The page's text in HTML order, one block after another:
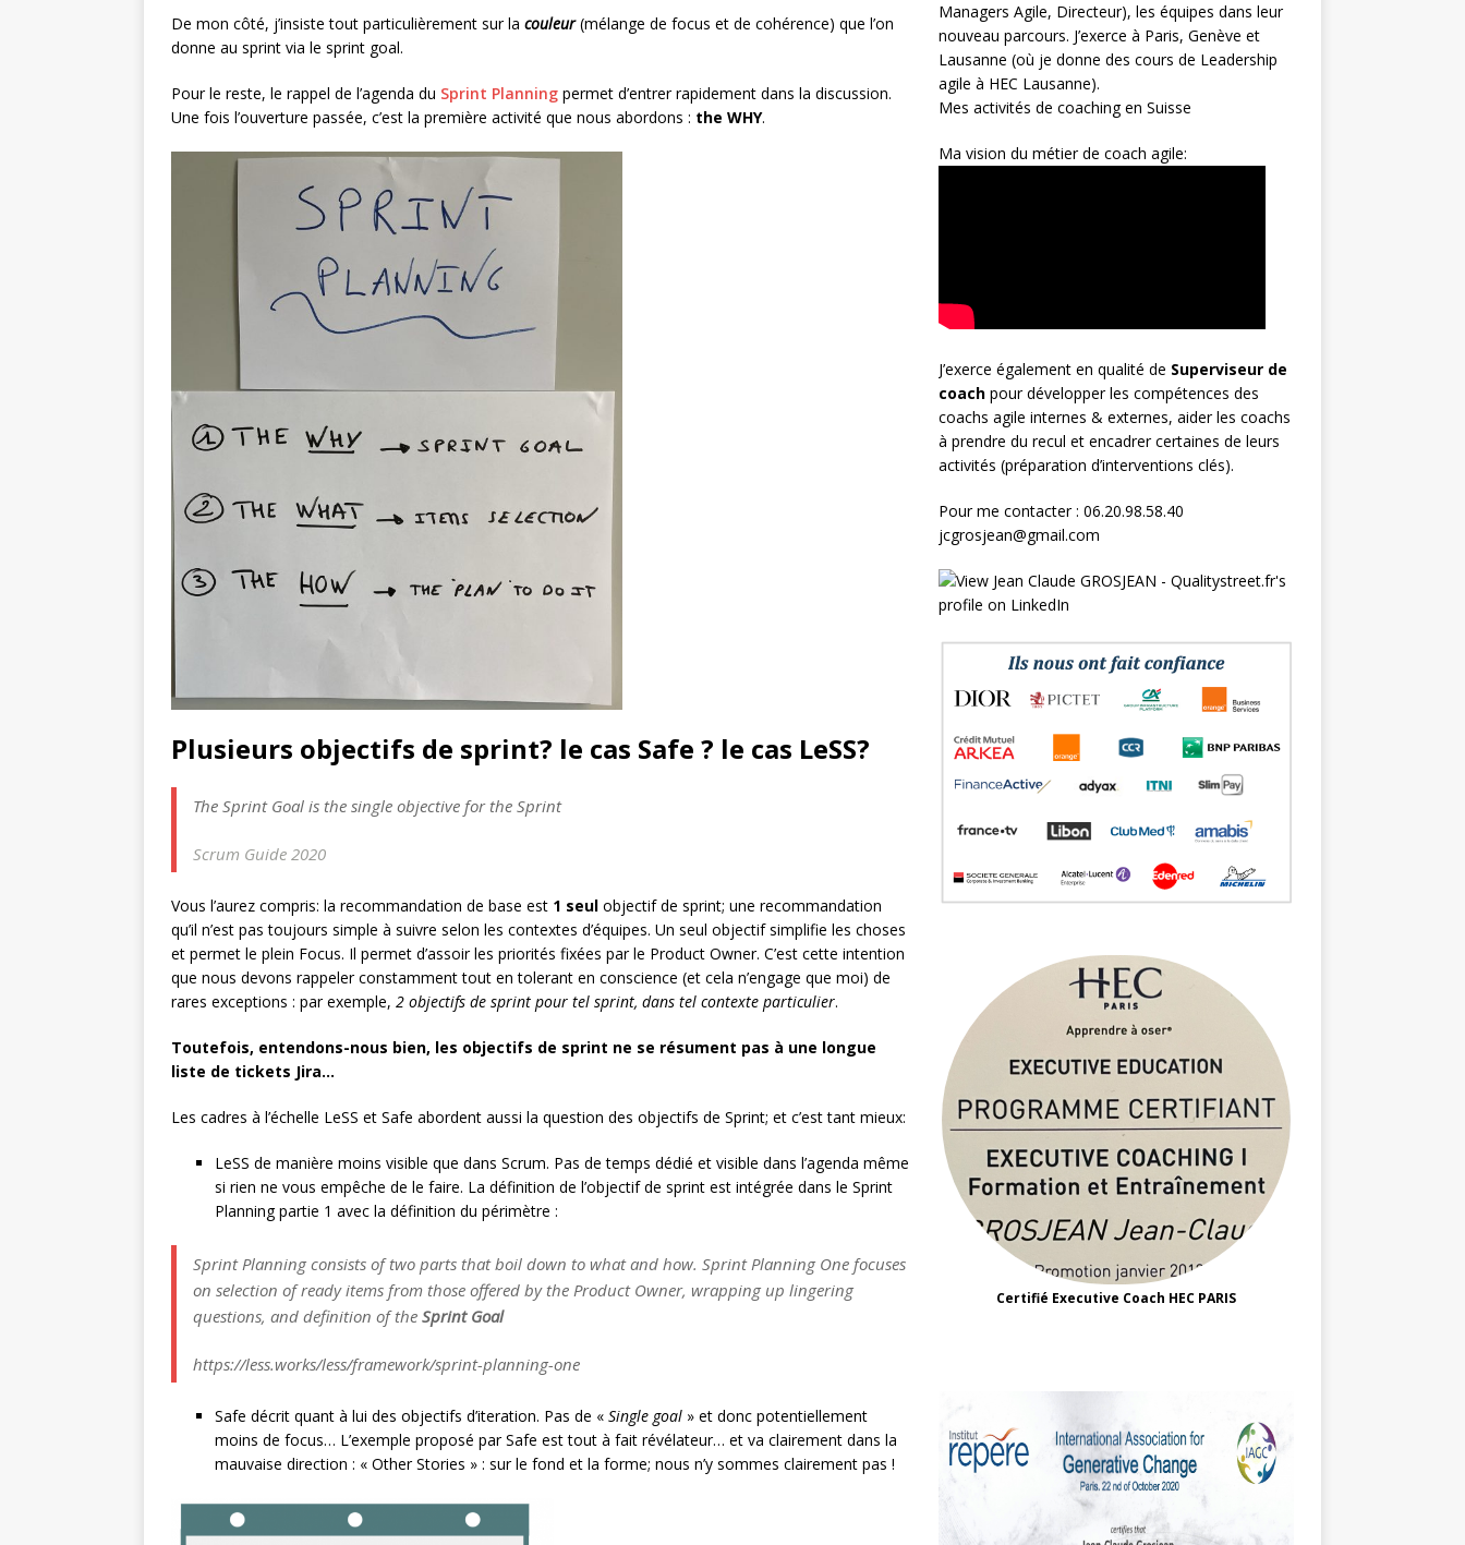
De mon côté, j’insiste tout particulièrement sur la couleur(mélange de focus et de cohérence) que l’on
donne au sprint via le sprint goal.
Pour le reste, le rappel de l’agenda du Sprint Planning permet d’entrer rapidement dans la discussion.
Une fois l’ouverture passée, c’est la première activité que nous abordons : the WHY.
Plusieurs objectifs de sprint? le cas Safe ? le cas LeSS?
The Sprint Goal is the single objective for the Sprint
Scrum Guide 2020
Vous l’aurez compris: la recommandation de base est 1 seul objectif de sprint; une recommandation
qu’il n’est pas toujours simple à suivre selon les contextes d’équipes. Un seul objectif simplifie les choses
et permet le plein Focus. Il permet d’assoir les priorités fixées par le Product Owner. C’est cette intention
que nous devons rappeler constamment tout en tolerant en conscience (et cela n’engage que moi) de
rares exceptions : par exemple, 2 objectifs de sprint pour tel sprint, dans tel contexte particulier.
Toutefois, entendons-nous bien, les objectifs de sprint ne se résument pas à une longue
liste de tickets Jira…
Les cadres à l’échelle LeSS et Safe abordent aussi la question des objectifs de Sprint; et c’est tant mieux:
LeSS de manière moins visible que dans Scrum. Pas de temps dédié et visible dans l’agenda même
si rien ne vous empêche de le faire. La définition de l’objectif de sprint est intégrée dans le Sprint
Planning partie 1 avec la définition du périmètre :
Sprint Planning consists of two parts that boil down to what and how. Sprint Planning One focuses
on selection of ready items from those offered by the Product Owner, wrapping up lingering
questions, and definition of the Sprint Goal
https://less.works/less/framework/sprint-planning-one
Safe décrit quant à lui des objectifs d’iteration. Pas de « Single goal » et donc potentiellement
moins de focus… L’exemple proposé par Safe est tout à fait révélateur… et va clairement dans la
mauvaise direction : « Other Stories » : sur le fond et la forme; nous n’y sommes clairement pas !
Managers Agile, Directeur), les équipes dans leur
nouveau parcours. J’exerce à Paris, Genève et
Lausanne (où je donne des cours de Leadership
agile à HEC Lausanne).
Mes activités de coaching en Suisse
Ma vision du métier de coach agile:
J’exerce également en qualité de Superviseur de
coachpour développer les compétences des
coachs agile internes & externes, aider les coachs
à prendre du recul et encadrer certaines de leurs
activités (préparation d’interventions clés).
Pour me contacter : 06.20.98.58.40
jcgrosjean@gmail.com
Certifié Executive Coach HEC PARIS